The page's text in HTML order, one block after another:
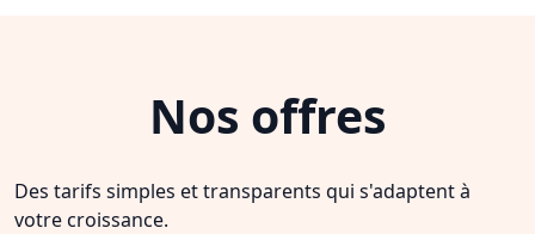
Nos offres
Des tarifs simples et transparents qui s'adaptent à
votre croissance.